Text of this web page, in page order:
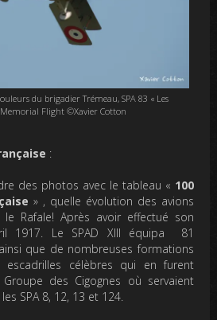
du brigadier Trémeau, SPA 83 « Les
Memorial Flight ©Xavier Cotton
:
des photos avec le tableau « 100
» , quelle évolution des avions
Rafale! Après avoir effectué son
1917. Le SPAD XIII équipa 81
que de nombreuses formations
escadrilles célèbres qui en furent
des Cigognes où servaient
SPA 8, 12, 13 et 124.